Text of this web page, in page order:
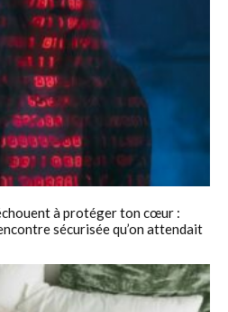
à protéger ton cœur :
sécurisée qu’on attendait